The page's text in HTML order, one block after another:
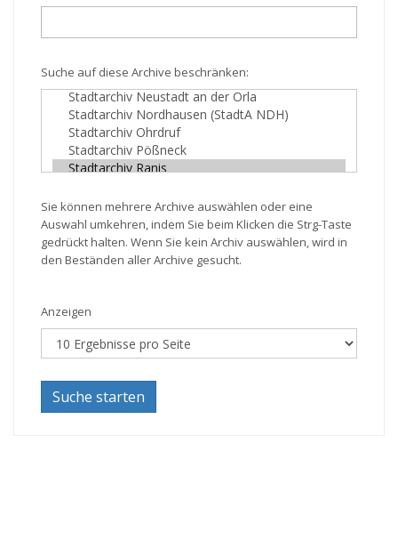
Suche auf diese Archive beschränken:
Sie können mehrere Archive auswählen oder eine
Auswahl umkehren, indem Sie beim Klicken die Strg-Taste
gedrückt halten. Wenn Sie kein Archiv auswählen, wird in
den Beständen aller Archive gesucht.
Anzeigen
Suche starten